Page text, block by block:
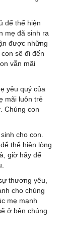
để thể hiện
mẹ đã sinh ra
được những
sẽ đi đến
vẫn mãi
yêu quý của
mãi luôn trẻ
Chúng con
cho con.
thể hiện lòng
giờ hãy để
thương yêu,
cho chúng
mẹ mạnh
ở bên chúng